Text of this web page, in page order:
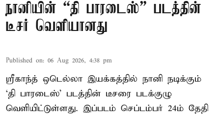
நானியின் “தி பாரடைஸ்” படத்தின்
டீசர் வெளியானது
Published on: 06 Aug 2026, 4:38 pm
ஸ்ரீகாந்த் ஒடெல்லா இயக்கத்தில் நானி நடிக்கும்
‘தி பாரடைஸ்’ படத்தின் டீசரை படக்குழு
வெளியிட்டுள்ளது. இப்படம் செப்டம்பர் 24ம் தேதி